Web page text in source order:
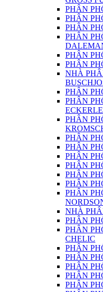
PHÂN
PHÂN
PHÂN
PHÂN
PHÂN
PHÂN
NHÀ
PHÂN
PHÂN
ECKERLE
PHÂN
PHÂN
PHÂN
PHÂN
PHÂN
PHÂN
PHÂN
PHÂN
NHÀ
PHÂN
PHÂN
CHELIC
PHÂN
PHÂN
PHÂN
PHÂN
PHÂN